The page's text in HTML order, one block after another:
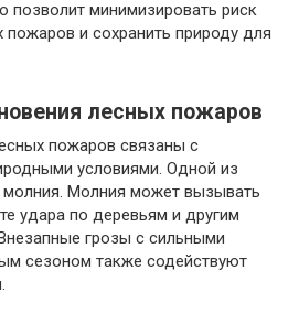
позволит минимизировать риск
пожаров и сохранить природу для
лесных пожаров
пожаров связаны с
условиями. Одной из
молния. Молния может вызывать
удара по деревьям и другим
грозы с сильными
сезоном также содействуют